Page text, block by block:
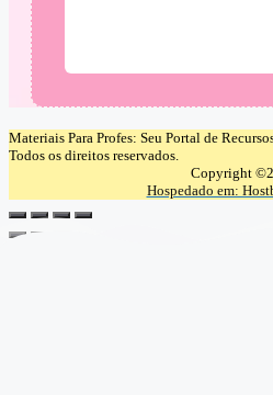
Materiais Para Profes: Seu Portal de
Todos os direitos reservados.
Copyright
Hospedado em: